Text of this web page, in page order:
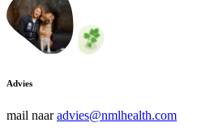
Advies
mail naaradvies@nmlhealth.com